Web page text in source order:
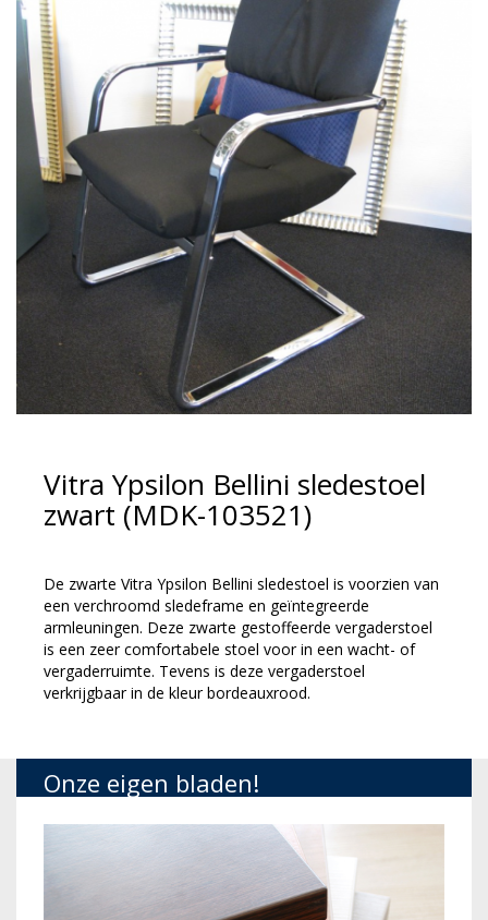
Vitra Ypsilon Bellini sledestoel
zwart (MDK-103521)
De zwarte Vitra Ypsilon Bellini sledestoel is voorzien van
een verchroomd sledeframe en geïntegreerde
armleuningen. Deze zwarte gestoffeerde vergaderstoel
is een zeer comfortabele stoel voor in een wacht- of
vergaderruimte. Tevens is deze vergaderstoel
verkrijgbaar in de kleur bordeauxrood.
Onze eigen bladen!